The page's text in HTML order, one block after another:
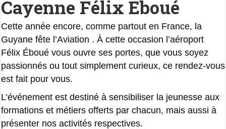
Cayenne Félix Eboué
Cette année encore, comme partout en France, la
Guyane fête l’Aviation . À cette occasion l’aéroport
Félix Éboué vous ouvre ses portes, que vous soyez
passionnés ou tout simplement curieux, ce rendez-vous
est fait pour vous.
L’événement est destiné à sensibiliser la jeunesse aux
formations et métiers offerts par chacun, mais aussi à
présenter nos activités respectives.